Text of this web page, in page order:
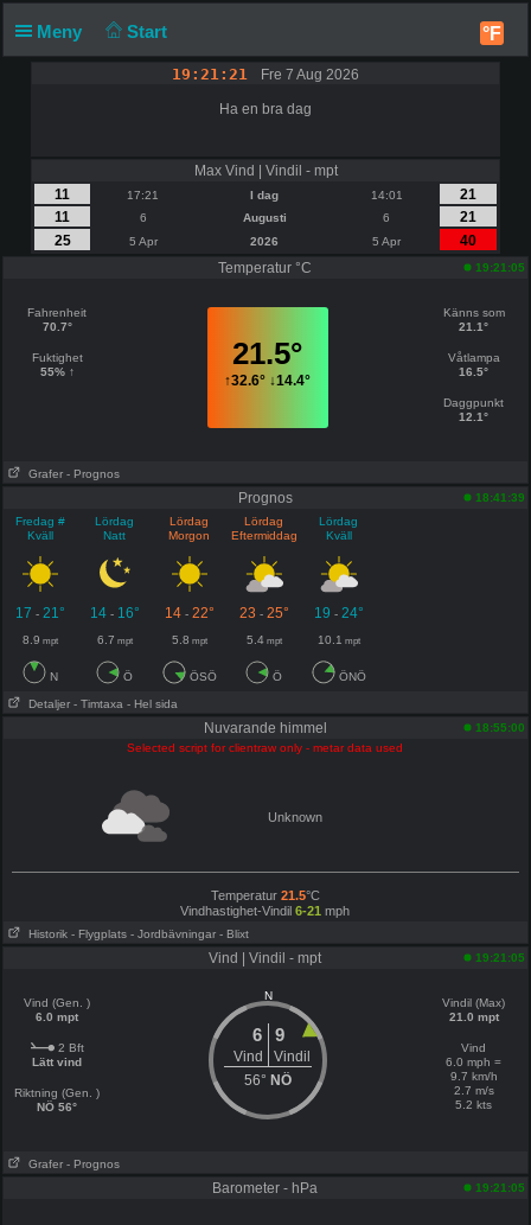
Meny Start °F
19:21:21 Fre 7 Aug 2026
Ha en bra dag
Max Vind | Vindil - mpt
11
17:21 I dag 14:01
21
11
6 Augusti 6
21
25
5 Apr 2026 5 Apr
40
Temperatur °C
19:21:05
Fahrenheit
70.7°
Fuktighet
55% ↑
21.5°
↑32.6° ↓14.4°
Känns som
21.1°
Våtlampa
16.5°
Daggpunkt
12.1°
Grafer - Prognos
Prognos
18:41:39
Fredag ​​#
Kväll
Lördag
Natt
Lördag
Morgon
Lördag
Eftermiddag
Lördag
Kväll
17 - 21° 14- 16° 14- 22° 23 - 25° 19 - 24°
8.9 mpt 6.7 mpt 5.8 mpt 5.4mpt 10.1 mpt
N Ö ÖSÖ Ö ÖNÖ
Detaljer - Timtaxa - Hel sida
Nuvarande himmel
Selected script for clientraw only - metar data used
18:55:00
Unknown
Temperatur 21.5°C
Vindhastighet-Vindil 6-21 mph
Historik - Flygplats - Jordbävningar - Blixt
Vind | Vindil - mpt 19:21:05
Vind (Gen. )
6.0 mpt
2 Bft
Lätt vind
Riktning (Gen. )
NÖ 56°
N
6 9
Vind
Vindil
56° NÖ
Vindil (Max)
21.0 mpt
Vind
6.0 mph =
9.7 km/h
2.7 m/s
5.2 kts
Grafer - Prognos
Barometer - hPa 19:21:05